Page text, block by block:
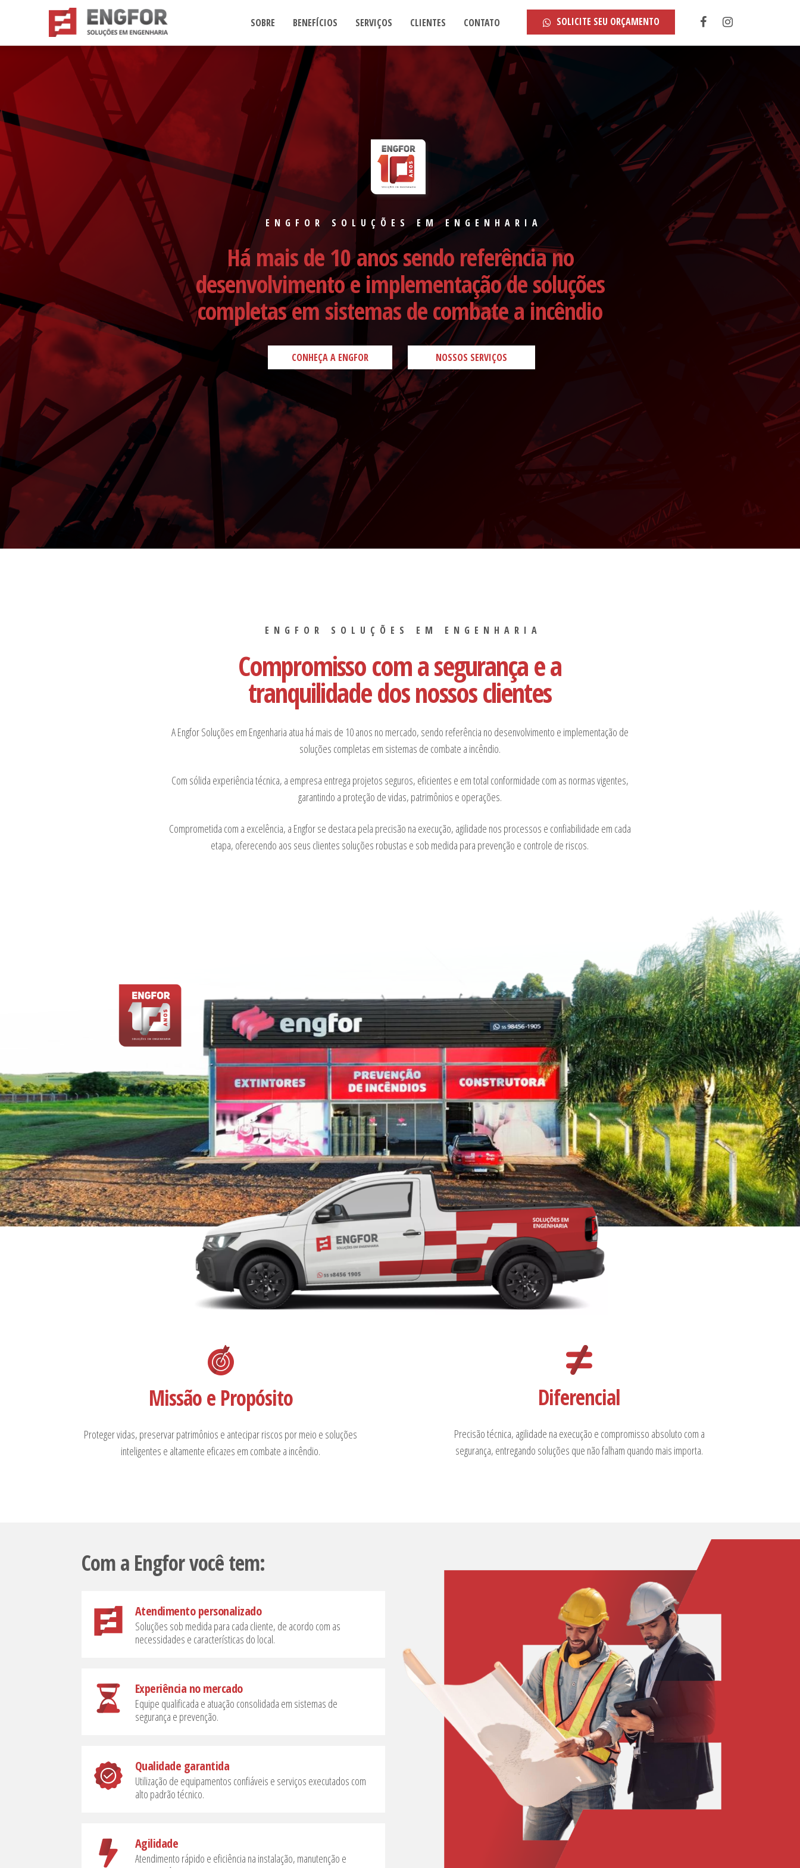
SOBRE BENEFÍCIOS SERVIÇOS CLIENTES CONTATO SOLICITE SEU ORÇAMENTO
ENGFOR SOLUÇÕES EM ENGENHARIA
Há mais de 10 anos sendo referência no
desenvolvimento e implementação de soluções
completas em sistemas de combate a incêndio
CONHEÇA A ENGFOR NOSSOS SERVIÇOS
ENGFOR SOLUÇÕES EM ENGENHARIA
Compromisso com a segurança e a
tranquilidade dos nossos clientes
A Engfor Soluções em Engenharia atua há mais de 10 anos no mercado, sendo referência no desenvolvimento e implementação de
soluções completas em sistemas de combate a incêndio.
Com sólida experiência técnica, a empresa entrega projetos seguros, eficientes e em total conformidade com as normas vigentes,
garantindo a proteção de vidas, patrimônios e operações.
Comprometida com a excelência, a Engfor se destaca pela precisão na execução, agilidade nos processos e confiabilidade em cada
etapa, oferecendo aos seus clientes soluções robustas e sob medida para prevenção e controle de riscos.
Missão e Propósito
Proteger vidas, preservar patrimônios e antecipar riscos por meio e soluções
inteligentes e altamente eficazes em combate a incêndio.
Diferencial
Precisão técnica, agilidade na execução e compromisso absoluto com a
segurança, entregando soluções que não falham quando mais importa.
Com a Engfor você tem:
Atendimento personalizado
Soluções sob medida para cada cliente, de acordo com as
necessidades e características do local.
Experiência no mercado
Equipe qualificada e atuação consolidada em sistemas de
segurança e prevenção.
Qualidade garantida
Utilização de equipamentos confiáveis e serviços executados com
alto padrão técnico.
Agilidade
Atendimento rápido e eficiência na instalação, manutenção e